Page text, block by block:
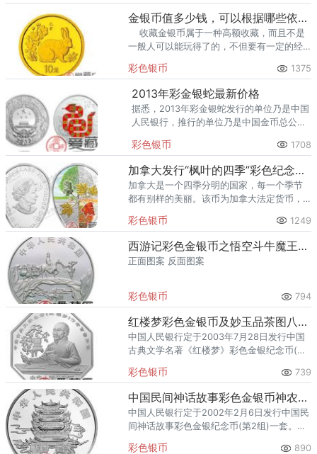
金银币值多少钱，可以根据哪些依据进行收藏
收藏金银币属于一种高额收藏，而且不是
一般人可以能玩得了的，不但要有一定的经
这样收藏才可以少走弯路，才能获得的
彩色银币 1375
2013年彩金银蛇最新价格
据悉，2013年彩金银蛇发行的单位乃是中国
人民银行，推行的单位乃是中国金币总公
2013年彩金银蛇价格才会不断攀升。
彩色银币 1708
加拿大发行“枫叶的四季”彩色纪念银币
加拿大是一个四季分明的国家，每一个季节
都有别样的美丽。该币为加拿大法定货币，
彩色银币 1249
西游记彩色金银币之悟空斗牛魔王彩色银币
正面图案 反面图案
彩色银币 794
红楼梦彩色金银币及妙玉品茶图八边形银币
中国人民银行定于2003年7月28日发行中国
古典文学名著《红楼梦》彩色金银纪念币(第
枚，银币5枚，均为中华人民共和国法定货
币。
彩色银币 739
中国民间神话故事彩色金银币神农尝百草彩色银币
中国人民银行定于2002年2月6日发行中国民
间神话故事彩色金银纪念币(第2组)一套。该
彩色银币 890